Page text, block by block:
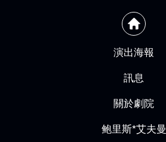
演出海報
訊息
關於劇院
鲍里斯*艾夫曼